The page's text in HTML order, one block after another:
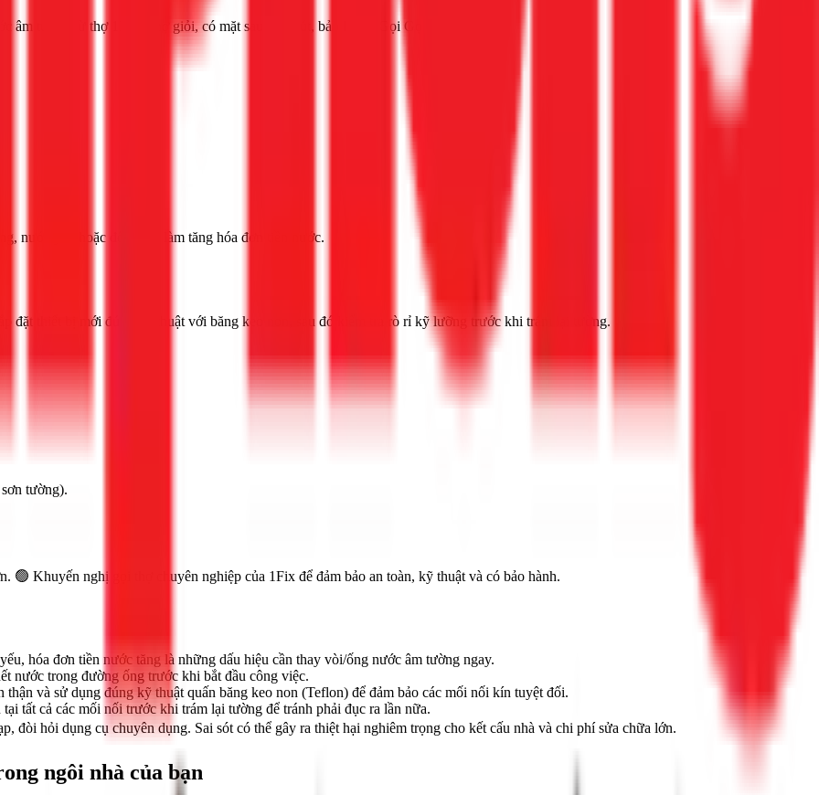
âm tường từ thợ 1Fix. Thợ giỏi, có mặt sau 30 phút, bảo hành. Gọi Gọi ngay 1Fix
nước yếu hoặc đổi màu, làm tăng hóa đơn tiền nước.
đặt thiết bị mới đúng kỹ thuật với băng keo non, sau đó kiểm tra rò rỉ kỹ lưỡng trước khi trám lại tường.
tường).
🟢 Khuyến nghị gọi thợ chuyên nghiệp của 1Fix để đảm bảo an toàn, kỹ thuật và có bảo hành.
hóa đơn tiền nước tăng là những dấu hiệu cần thay vòi/ống nước âm tường ngay.
nước trong đường ống trước khi bắt đầu công việc.
và sử dụng đúng kỹ thuật quấn băng keo non (Teflon) để đảm bảo các mối nối kín tuyệt đối.
tất cả các mối nối trước khi trám lại tường để tránh phải đục ra lần nữa.
đòi hỏi dụng cụ chuyên dụng. Sai sót có thể gây ra thiệt hại nghiêm trọng cho kết cấu nhà và chi phí sửa chữa lớn.
ngôi nhà của bạn